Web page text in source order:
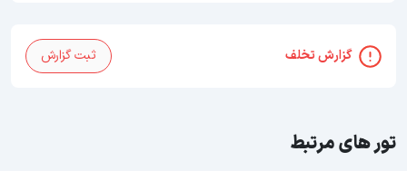
گزارش تخلف ثبت گزارش
تور های مرتبط